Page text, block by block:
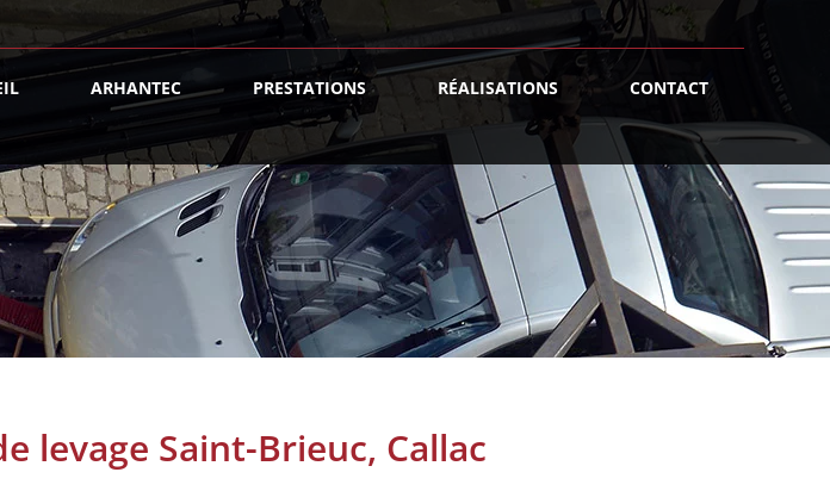
ARHANTEC PRESTATIONS RÉALISATIONS CONTACT
levage Saint-Brieuc, Callac